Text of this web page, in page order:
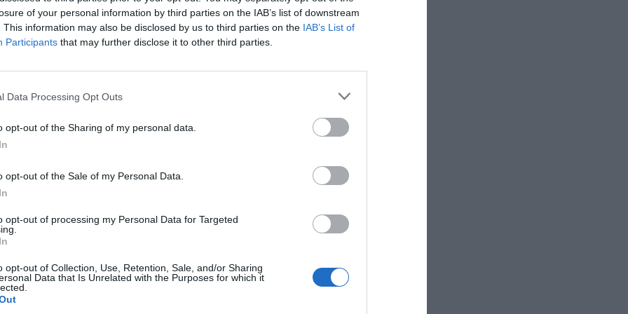
of your personal information by third parties on the IAB’s list of downstream
This information may also be disclosed by us to third parties on the IAB’s List of
Participants that may further disclose it to other third parties.
Data Processing Opt Outs
opt-out of the Sharing of my personal data.
opt-out of the Sale of my Personal Data.
opt-out of processing my Personal Data for Targeted
opt-out of Collection, Use, Retention, Sale, and/or Sharing
Data that Is Unrelated with the Purposes for which it
en viu en format de col·laboració público-
sales de concerts,
per ajuntaments, així com la
l'activitat objecte de la subvenció ha
a territori català. Si el sol·licitant és un
de complir amb el requisit d'haver celebrat un
als seus locals. L'import de la
i els 15.000 euros segons les necessitats i la
preferida de Google de forma
d'actualitat